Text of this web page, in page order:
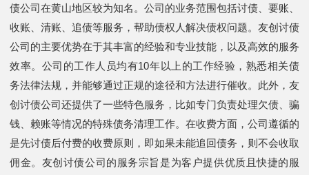
债公司在黄山地区较为知名。公司的业务范围包括讨债、要账、
收账、清账、追债等服务，帮助债权人解决债权问题。友创讨债
公司的主要优势在于其丰富的经验和专业技能，以及高效的服务
效率。公司的工作人员均有10年以上的工作经验，熟悉相关债
务法律法规，并能够通过正规的途径和方法进行催收。此外，友
创讨债公司还提供了一些特色服务，比如专门负责处理欠债、骗
钱、赖账等情况的特殊债务清理工作。在收费方面，公司遵循的
是先讨债后付费的收费原则，即如果未能追回债务，则不会收取
佣金。友创讨债公司的服务宗旨是为客户提供优质且快捷的服